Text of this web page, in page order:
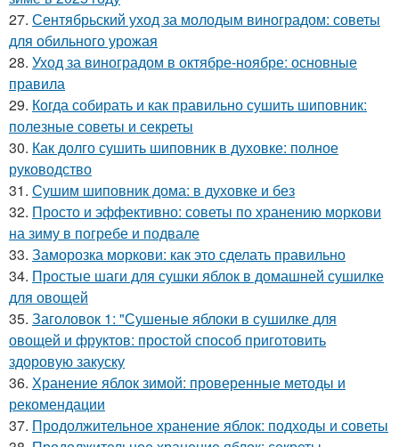
27. Сентябрьский уход за молодым виноградом: советы
для обильного урожая
28. Уход за виноградом в октябре-ноябре: основные
правила
29. Когда собирать и как правильно сушить шиповник:
полезные советы и секреты
30. Как долго сушить шиповник в духовке: полное
руководство
31. Сушим шиповник дома: в духовке и без
32. Просто и эффективно: советы по хранению моркови
на зиму в погребе и подвале
33. Заморозка моркови: как это сделать правильно
34. Простые шаги для сушки яблок в домашней сушилке
для овощей
35. Заголовок 1: "Сушеные яблоки в сушилке для
овощей и фруктов: простой способ приготовить
здоровую закуску
36. Хранение яблок зимой: проверенные методы и
рекомендации
37. Продолжительное хранение яблок: подходы и советы